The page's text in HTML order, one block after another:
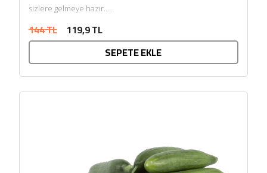
sizlere gelmeye hazır....
144 TL 119,9 TL
SEPETE EKLE